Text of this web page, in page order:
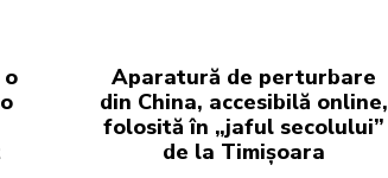
Aparatură de perturbare
din China, accesibilă online,
folosită în „jaful secolului”
de la Timișoara